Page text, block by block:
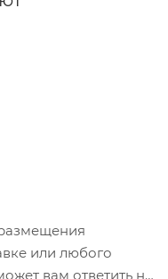
или любого
вам ответить на